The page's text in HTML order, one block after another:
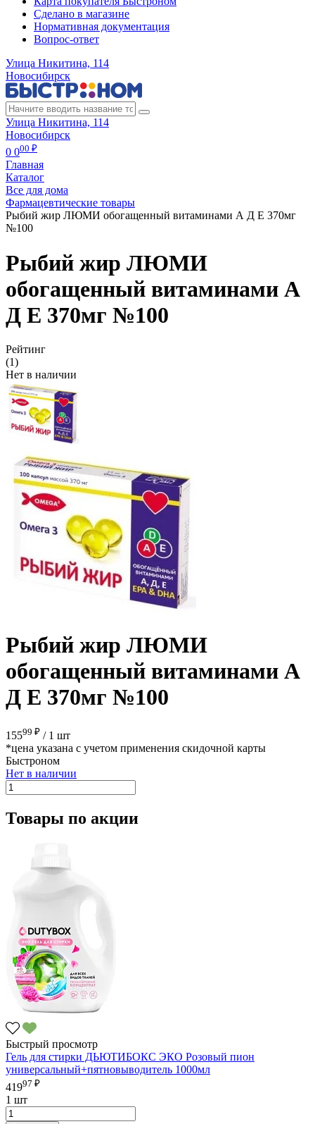
Сделано в магазине
Нормативная документация
Вопрос-ответ
Улица Никитина, 114
Новосибирск
Улица Никитина, 114
Новосибирск
0 000 ₽
Главная
Каталог
Все для дома
Фармацевтические товары
Рыбий жир ЛЮМИ обогащенный витаминами А Д Е 370мг
№100
Рыбий жир ЛЮМИ
обогащенный витаминами А
Д Е 370мг №100
Рейтинг
(1)
Нет в наличии
Рыбий жир ЛЮМИ
обогащенный витаминами А
Д Е 370мг №100
15599 ₽ / 1 шт
*цена указана с учетом применения скидочной карты
Быстроном
Нет в наличии
Товары по акции
Быстрый просмотр
Гель для стирки ДЬЮТИБОКС ЭКО Розовый пион
универсальный+пятновыводитель 1000мл
41997 ₽
1 шт